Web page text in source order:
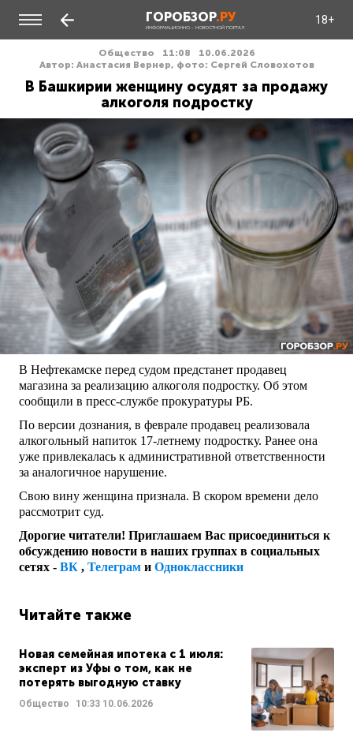
ГОРОБЗОР.РУ
ИНФОРМАЦИОННО - НОВОСТНОЙ ПОРТАЛ
18+
Общество 11:08
10.06.2026
Автор: Анастасия Вернер, фото: Сергей Словохотов
В Башкирии женщину осудят за продажу
алкоголя подростку
В Нефтекамске перед судом предстанет продавец
магазина за реализацию алкоголя подростку. Об этом
сообщили в пресс-службе прокуратуры РБ.
По версии дознания, в феврале продавец реализовала
алкогольный напиток 17-летнему подростку. Ранее она
уже привлекалась к административной ответственности
за аналогичное нарушение.
Свою вину женщина признала. В скором времени дело
рассмотрит суд.
Дорогие читатели! Приглашаем Вас присоединиться к
обсуждению новости в наших группах в социальных
сетях - ВК , Телеграм и Одноклассники
Читайте также
Новая семейная ипотека с 1 июля:
эксперт из Уфы о том, как не
потерять выгодную ставку
Общество 10:33 10.06.2026